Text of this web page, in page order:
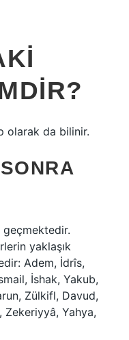
olarak da bilinir.
geçmektedir.
yaklaşık
Adem, İdrîs,
İshak, Yakub,
Zülkifl, Davud,
Zekeriyyâ, Yahya,